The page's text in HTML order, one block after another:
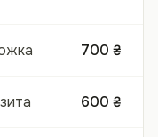
700 ₴
600 ₴